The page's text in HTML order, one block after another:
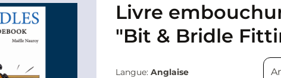
Livre
"Bit & Bridle
Langue: Anglaise